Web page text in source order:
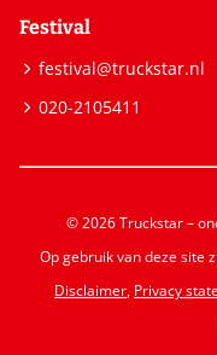
Festival
festival@truckstar.nl
020-2105411
© 2026 Truckstar –
Op gebruik van deze site
Disclaimer, Privacy